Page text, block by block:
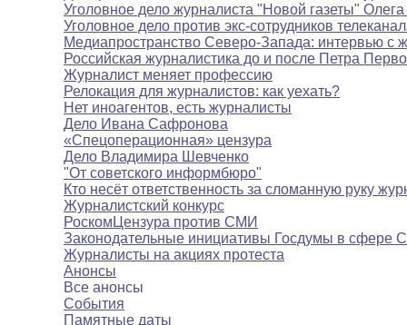
Уголовное дело журналиста "Новой газеты"
Уголовное дело против экс-сотрудников
Медиапространство Северо-Запада: интервью с
Российская журналистика до и после Петра
Журналист меняет профессию
Релокация для журналистов: как уехать?
Нет иноагентов, есть журналисты
Дело Ивана Сафронова
«Спецоперационная» цензура
Дело Владимира Шевченко
"От советского информбюро"
Кто несёт ответственность за сломанную руку
Журналистский конкурс
РоскомЦензура против СМИ
Законодательные инициативы Госдумы в сфере
Журналисты на акциях протеста
Анонсы
Все анонсы
События
Памятные даты